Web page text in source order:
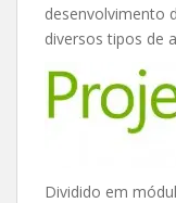
desenvolvimento
diversos tipos de
Dividido em